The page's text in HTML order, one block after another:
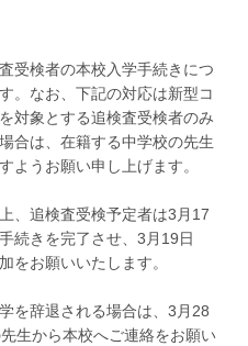
受検者の本校入学手続きにつ
。なお、下記の対応は新型コ
対象とする追検査受検者のみ
合は、在籍する中学校の先生
ようお願い申し上げます。
、追検査受検予定者は3月17
続きを完了させ、3月19日
をお願いいたします。
を辞退される場合は、3月28
生から本校へご連絡をお願い